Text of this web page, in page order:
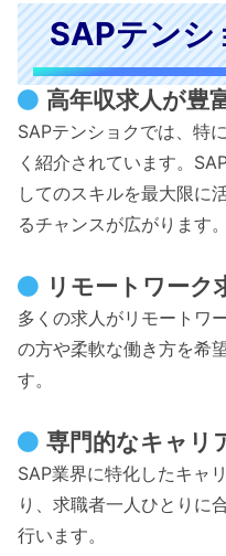
SAPテンシ
高年収求人が豊
SAPテンショクでは、特
く紹介されています。
してのスキルを最大限に
るチャンスが広がります。
リモートワーク
多くの求人がリモートワ
の方や柔軟な働き方を希
す。
専門的なキャリ
SAP業界に特化したキャ
り、求職者一人ひとりに
行います。